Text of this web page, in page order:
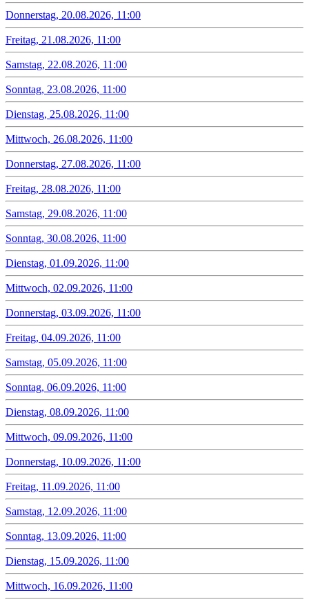
Donnerstag, 20.08.2026, 11:00
Freitag, 21.08.2026, 11:00
Samstag, 22.08.2026, 11:00
Sonntag, 23.08.2026, 11:00
Dienstag, 25.08.2026, 11:00
Mittwoch, 26.08.2026, 11:00
Donnerstag, 27.08.2026, 11:00
Freitag, 28.08.2026, 11:00
Samstag, 29.08.2026, 11:00
Sonntag, 30.08.2026, 11:00
Dienstag, 01.09.2026, 11:00
Mittwoch, 02.09.2026, 11:00
Donnerstag, 03.09.2026, 11:00
Freitag, 04.09.2026, 11:00
Samstag, 05.09.2026, 11:00
Sonntag, 06.09.2026, 11:00
Dienstag, 08.09.2026, 11:00
Mittwoch, 09.09.2026, 11:00
Donnerstag, 10.09.2026, 11:00
Freitag, 11.09.2026, 11:00
Samstag, 12.09.2026, 11:00
Sonntag, 13.09.2026, 11:00
Dienstag, 15.09.2026, 11:00
Mittwoch, 16.09.2026, 11:00